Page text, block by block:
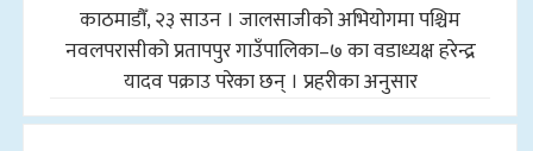
काठमाडौँ, २३ साउन । जालसाजीको अभियोगमा पश्चिम
नवलपरासीको प्रतापपुर गाउँपालिका–७ का वडाध्यक्ष हरेन्द्र
यादव पक्राउ परेका छन् । प्रहरीका अनुसार